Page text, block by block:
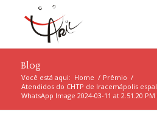
Blog
Você está aqui: Home / Prêmio /
Atendidos do CHTP de Iracemápolis
WhatsApp Image 2024-03-11 at 2.51.20 PM